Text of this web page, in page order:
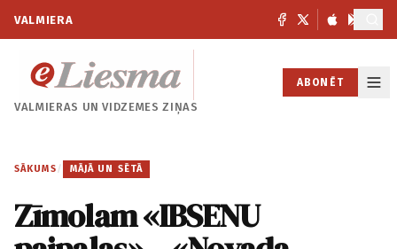
VALMIERA
VALMIERAS UNVIDZEMES ZIŅAS
ABONĒT
SĀKUMS / MĀJĀ UN SĒTĀ
Zīmolam «IBSĒNU